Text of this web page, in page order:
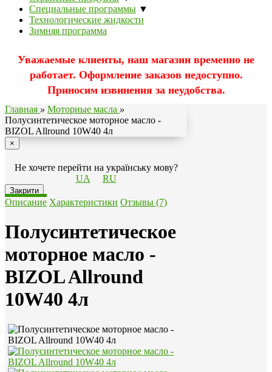
Специальные программы ▼
Технологические жидкости
Зимняя программа
Уважаемые клиенты, наш магазин временно не
работает. Оформление заказов недоступно.
Приносим извинения за неудобства.
Главная » Моторные масла »
Полусинтетическое моторное масло -
BIZOL Allround 10W40 4л
×
Не хочете перейти на українську мову?
UA
RU
Закрити
Описание Характеристики Отзывы (7)
Полусинтетическое
моторное масло -
BIZOL Allround
10W40 4л